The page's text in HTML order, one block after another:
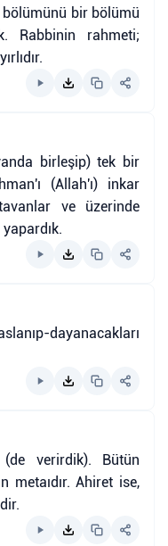
bir bölümü
Rabbinin rahmeti;
birleşip) tek bir
(Allah'ı) inkar
ve üzerinde
dayanacakları
verirdik). Bütün
metaıdır. Ahiret ise,